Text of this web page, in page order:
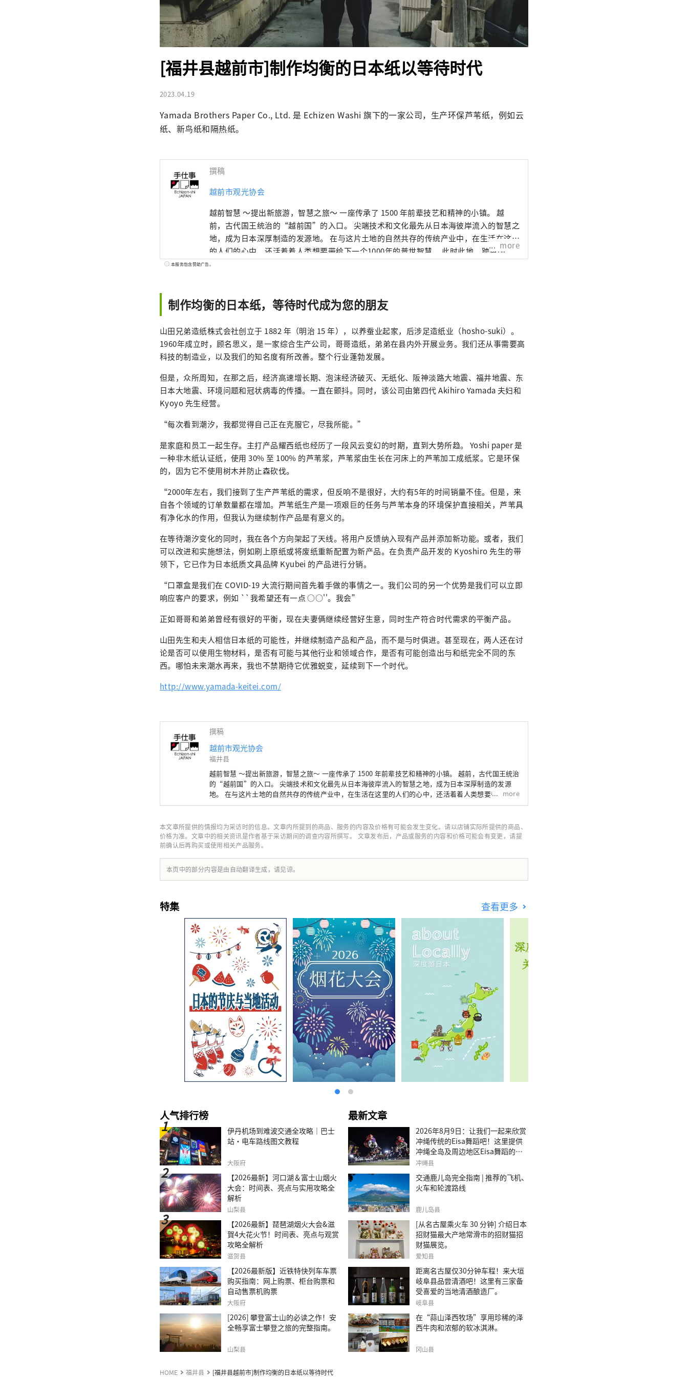
[福井县越前市]制作均衡的日本纸以等待时代
2023.04.19
Yamada Brothers Paper Co., Ltd. 是 Echizen Washi 旗下的一家公司，生产环保芦苇纸，例如云
纸、新鸟纸和隔热纸。
撰稿
越前市观光协会
越前智慧 ～提出新旅游，智慧之旅～ 一座传承了 1500 年前辈技艺和精神的小镇。 越
前，古代国王统治的“越前国”的入口。 尖端技术和文化最先从日本海彼岸流入的智慧之
地，成为日本深厚制造的发源地。 在与这片土地的自然共存的传统产业中，在生活在这里
的人们的心中，还活着着人类想要带给下一个1000年的普世智慧。 此时此地，跨越国
界、跨越时空的交流孕育着未来。 寻找光的新探索。 欢迎来到越前。
more
本服务包含赞助广告。
制作均衡的日本纸，等待时代成为您的朋友
山田兄弟造纸株式会社创立于 1882 年（明治 15 年），以养蚕业起家，后涉足造纸业（hosho-suki）。
1960年成立时，顾名思义，是一家综合生产公司，哥哥造纸，弟弟在县内外开展业务。我们还从事需要高
科技的制造业，以及我们的知名度有所改善。整个行业蓬勃发展。
但是，众所周知，在那之后，经济高速增长期、泡沫经济破灭、无纸化、阪神淡路大地震、福井地震、东
日本大地震、环境问题和冠状病毒的传播。一直在颤抖。同时，该公司由第四代 Akihiro Yamada 夫妇和
Kyoyo 先生经营。
“每次看到潮汐，我都觉得自己正在克服它，尽我所能。”
是家庭和员工一起生存。主打产品耀西纸也经历了一段风云变幻的时期，直到大势所趋。 Yoshi paper 是
一种非木纸认证纸，使用 30% 至 100% 的芦苇浆，芦苇浆由生长在河床上的芦苇加工成纸浆。它是环保
的，因为它不使用树木并防止森砍伐。
“2000年左右，我们接到了生产芦苇纸的需求，但反响不是很好，大约有5年的时间销量不佳。但是，来
自各个领域的订单数量都在增加。芦苇纸生产是一项艰巨的任务与芦苇本身的环境保护直接相关，芦苇具
有净化水的作用，但我认为继续制作产品是有意义的。
在等待潮汐变化的同时，我在各个方向架起了天线。将用户反馈纳入现有产品并添加新功能。或者，我们
可以改进和实施想法，例如刷上原纸或将废纸重新配置为新产品。在负责产品开发的 Kyoshiro 先生的带
领下，它已作为日本纸质文具品牌 Kyubei 的产品进行分销。
“口罩盒是我们在 COVID-19 大流行期间首先着手做的事情之一。我们公司的另一个优势是我们可以立即
响应客户的要求，例如 ``我希望还有一点 ○○''。我会”
正如哥哥和弟弟曾经有很好的平衡，现在夫妻俩继续经营好生意，同时生产符合时代需求的平衡产品。
山田先生和夫人相信日本纸的可能性，并继续制造产品和产品，而不是与时俱进。甚至现在，两人还在讨
论是否可以使用生物材料，是否有可能与其他行业和领域合作，是否有可能创造出与和纸完全不同的东
西。哪怕未来潮水再来，我也不禁期待它优雅蜕变，延续到下一个时代。
http://www.yamada-keitei.com/
撰稿
越前市观光协会
福井县
越前智慧 ～提出新旅游，智慧之旅～ 一座传承了 1500 年前辈技艺和精神的小镇。 越前，古代国王统治
的“越前国”的入口。 尖端技术和文化最先从日本海彼岸流入的智慧之地，成为日本深厚制造的发源
地。 在与这片土地的自然共存的传统产业中，在生活在这里的人们的心中，还活着着人类想要带给下一
个1000年的普世智慧。 此时此地，跨越国界、跨越时空的交流孕育着未来。 寻找光的新探索。 欢迎来
more
本文章所提供的情报均为采访时的信息。文章内所提到的商品、服务的内容及价格有可能会发生变化。请以店铺实际所提供的商品、
价格为准。文章中的相关资讯是作者基于采访期间的调查内容所撰写。 文章发布后，产品或服务的内容和价格可能会有变更，请提
前确认后再购买或使用相关产品服务。
本页中的部分内容是由自动翻译生成，请见谅。
特集 查看更多
人气排行榜
伊丹机场到难波交通全攻略｜巴士
站・电车路线图文教程
大阪府
【2026最新】河口湖＆富士山烟火
大会：时间表、亮点与实用攻略全
解析
山梨县
【2026最新】琵琶湖烟火大会&滋
賀4大花火节！时间表、亮点与观赏
攻略全解析
滋贺县
【2026最新版】近铁特快列车车票
购买指南：网上购票、柜台购票和
自动售票机购票
大阪府
[2026] 攀登富士山的必读之作！安
全畅享富士攀登之旅的完整指南。
山梨县
最新文章
2026年8月9日：让我们一起来欣赏
冲绳传统的Eisa舞蹈吧！这里提供
冲绳全岛及周边地区Eisa舞蹈的相
关信息。
冲绳县
交通鹿儿岛完全指南 | 推荐的飞机、
火车和轮渡路线
鹿儿岛县
[从名古屋乘火车 30 分钟] 介绍日本
招财猫最大产地常滑市的招财猫招
财猫展览。
爱知县
距离名古屋仅30分钟车程！来大垣
岐阜县品尝清酒吧！这里有三家备
受喜爱的当地清酒酿造厂。
岐阜县
在“蒜山泽西牧场”享用珍稀的泽
西牛肉和浓郁的软冰淇淋。
冈山县
HOME 福井县 [福井县越前市]制作均衡的日本纸以等待时代